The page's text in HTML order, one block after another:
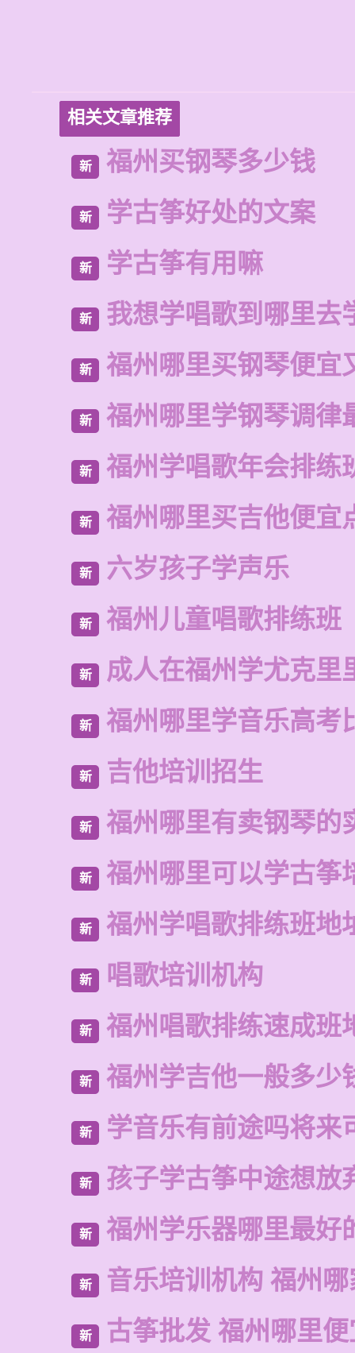
相关文章推荐
新 福州买钢琴多少钱
新 学古筝好处的文案
新 学古筝有用嘛
新 我想学唱歌到哪里去
新 福州哪里买钢琴便宜
新 福州哪里学钢琴调律
新 福州学唱歌年会排练
新 福州哪里买吉他便宜
新 六岁孩子学声乐
新 福州儿童唱歌排练班
新 成人在福州学尤克里
新 福州哪里学音乐高考
新 吉他培训招生
新 福州哪里有卖钢琴的
新 福州哪里可以学古筝
新 福州学唱歌排练班地
新 唱歌培训机构
新 福州唱歌排练速成班
新 福州学吉他一般多少
新 学音乐有前途吗将来
新 孩子学古筝中途想放
新 福州学乐器哪里最好
新 音乐培训机构 福州
新 古筝批发 福州哪里